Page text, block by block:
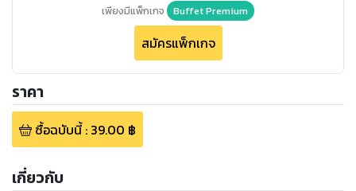
เพียงมีแพ็กเกจ Buffet Premium
สมัครแพ็กเกจ
ราคา
ซื้อฉบับนี้: 39.00 ฿
เกี่ยวกับ